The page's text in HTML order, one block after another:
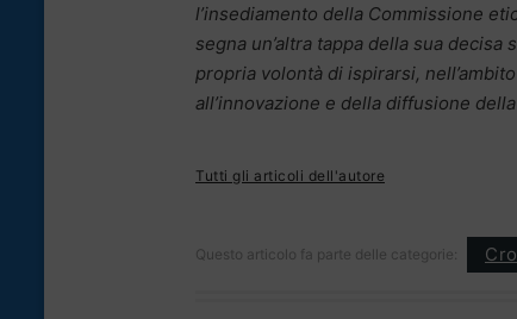
l’insediamento della Commissione
segna un’altra tappa della sua
propria volontà di ispirarsi,
all’innovazione e della diffusione
Tutti gli articoli dell'autore
Questo articolo fa parte delle categorie: